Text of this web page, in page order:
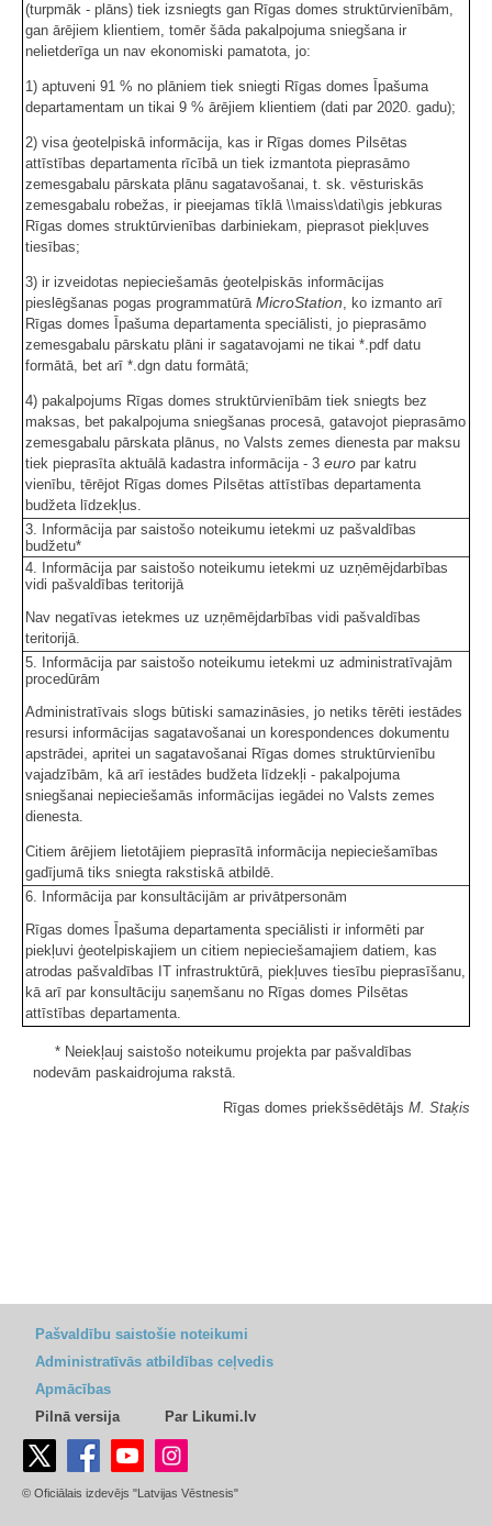
(turpmāk - plāns) tiek izsniegts gan Rīgas domes struktūrvienībām,
gan ārējiem klientiem, tomēr šāda pakalpojuma sniegšana ir
nelietderīga un nav ekonomiski pamatota, jo:
1) aptuveni 91 % no plāniem tiek sniegti Rīgas domes Īpašuma
departamentam un tikai 9 % ārējiem klientiem (dati par 2020. gadu);
2) visa ģeotelpiskā informācija, kas ir Rīgas domes Pilsētas
attīstības departamenta rīcībā un tiek izmantota pieprasāmo
zemesgabalu pārskata plānu sagatavošanai, t. sk. vēsturiskās
zemesgabalu robežas, ir pieejamas tīklā \\maiss\dati\gis jebkuras
Rīgas domes struktūrvienības darbiniekam, pieprasot piekļuves
tiesības;
3) ir izveidotas nepieciešamās ģeotelpiskās informācijas
pieslēgšanas pogas programmatūrā MicroStation, ko izmanto arī
Rīgas domes Īpašuma departamenta speciālisti, jo pieprasāmo
zemesgabalu pārskatu plāni ir sagatavojami ne tikai *.pdf datu
formātā, bet arī *.dgn datu formātā;
4) pakalpojums Rīgas domes struktūrvienībām tiek sniegts bez
maksas, bet pakalpojuma sniegšanas procesā, gatavojot pieprasāmo
zemesgabalu pārskata plānus, no Valsts zemes dienesta par maksu
tiek pieprasīta aktuālā kadastra informācija - 3 euro par katru
vienību, tērējot Rīgas domes Pilsētas attīstības departamenta
budžeta līdzekļus.
3. Informācija par saistošo noteikumu ietekmi uz pašvaldības
budžetu*
4. Informācija par saistošo noteikumu ietekmi uz uzņēmējdarbības
vidi pašvaldības teritorijā
Nav negatīvas ietekmes uz uzņēmējdarbības vidi pašvaldības
teritorijā.
5. Informācija par saistošo noteikumu ietekmi uz administratīvajām
procedūrām
Administratīvais slogs būtiski samazināsies, jo netiks tērēti iestādes
resursi informācijas sagatavošanai un korespondences dokumentu
apstrādei, apritei un sagatavošanai Rīgas domes struktūrvienību
vajadzībām, kā arī iestādes budžeta līdzekļi - pakalpojuma
sniegšanai nepieciešamās informācijas iegādei no Valsts zemes
dienesta.
Citiem ārējiem lietotājiem pieprasītā informācija nepieciešamības
gadījumā tiks sniegta rakstiskā atbildē.
6. Informācija par konsultācijām ar privātpersonām
Rīgas domes Īpašuma departamenta speciālisti ir informēti par
piekļuvi ģeotelpiskajiem un citiem nepieciešamajiem datiem, kas
atrodas pašvaldības IT infrastruktūrā, piekļuves tiesību pieprasīšanu,
kā arī par konsultāciju saņemšanu no Rīgas domes Pilsētas
attīstības departamenta.
* Neiekļauj saistošo noteikumu projekta par pašvaldības
nodevām paskaidrojuma rakstā.
Rīgas domes priekšsēdētājs M. Staķis
Pašvaldību saistošie noteikumi
Administratīvās atbildības ceļvedis
Apmācības
Pilnā versija
Par Likumi.lv
© Oficiālais izdevējs "Latvijas Vēstnesis"